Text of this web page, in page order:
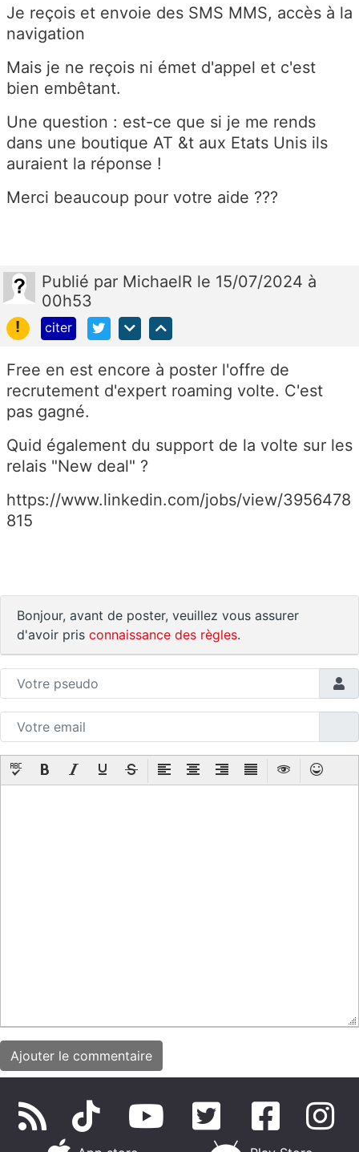
Je reçois et envoie des SMS MMS, accès à la
navigation
Mais je ne reçois ni émet d'appel et c'est
bien embêtant.
Une question : est-ce que si je me rends
dans une boutique AT &t aux Etats Unis ils
auraient la réponse !
Merci beaucoup pour votre aide ???
Publié par MichaelR le 15/07/2024 à
00h53
!
citer
Free en est encore à poster l'offre de
recrutement d'expert roaming volte. C'est
pas gagné.
Quid également du support de la volte sur les
relais "New deal" ?
https://www.linkedin.com/jobs/view/3956478
815
Bonjour, avant de poster, veuillez vous assurer
d'avoir pris connaissance des règles.